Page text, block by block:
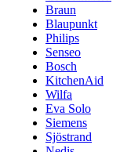
Braun
Blaupunkt
Philips
Senseo
Bosch
KitchenAid
Wilfa
Eva Solo
Siemens
Sjöstrand